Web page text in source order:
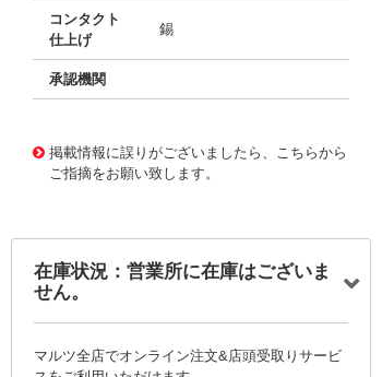
コンタクト
仕上げ
錫
承認機関
掲載情報に誤りがございましたら、こちらから
ご指摘をお願い致します。
在庫状況：営業所に在庫はございま
せん。
マルツ全店でオンライン注文&店頭受取りサービ